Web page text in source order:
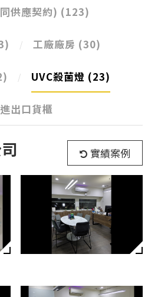
供應契約) (123)
工廠廠房 (30)
UVC殺菌燈 (23)
出口貨櫃
實績案例